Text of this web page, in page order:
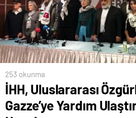
253 okunma
İHH, Uluslararası
Gazze’ye Yardım